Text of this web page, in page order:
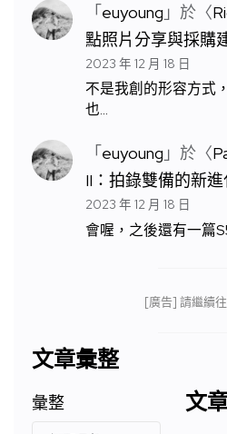
「euyoung 」於〈
點照片分享與採購
2023 年 12 月 18 日
不是我創的形容方式
也…
「euyoung 」於〈
II：拍錄雙備的新進
2023 年 12 月 18 日
會喔，之後還有一篇
[廣告] 請繼續
文章彙整
彙整 文